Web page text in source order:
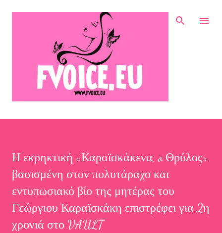
Μετάβαση στο κύριο περιεχόμενο
Η εκρηκτική «Καραϊσκάκενα, o Θρύλος»
βασισμένη στον πολυτάραχο και
εντυπωσιακό βίο της μητέρας του
Γεώργιου Καραϊσκάκη επιστρέφει για 2η
χρονιά στο VAULT